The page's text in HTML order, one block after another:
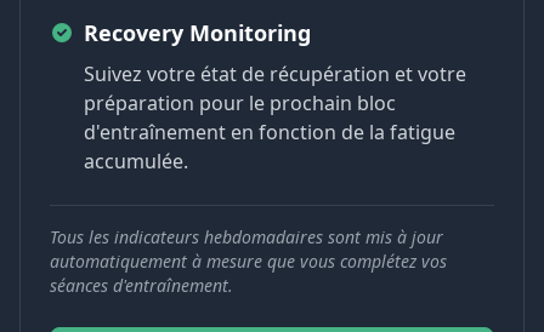
Recovery Monitoring
Suivez votre état de récupération et votre
préparation pour le prochain bloc
d'entraînement en fonction de la fatigue
accumulée.
Tous les indicateurs hebdomadaires sont mis à jour
automatiquement à mesure que vous complétez vos
séances d'entraînement.